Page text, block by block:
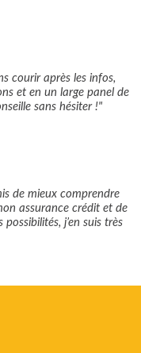
courir après les infos,
et en un large panel de
sans hésiter !"
de mieux comprendre
assurance crédit et de
j’en suis très